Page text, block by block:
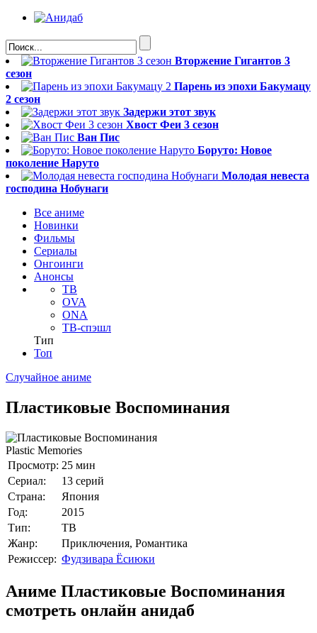
Вторжение Гигантов 3
сезон
Парень из эпохи Бакумацу
2 сезон
Задержи этот звук
Хвост Феи 3 сезон
Ван Пис
Боруто: Новое
поколение Наруто
Молодая невеста
господина Нобунаги
Все аниме
Новинки
Фильмы
Сериалы
Онгоинги
Анонсы
ТВ
OVA
ONA
ТВ-спэшл
Тип
Топ
Случайное аниме
Пластиковые Воспоминания
Plastic Memories
Просмотр: 25 мин
Сериал:
13 серий
Страна:
Япония
Год:
2015
Тип:
ТВ
Жанр:
Приключения, Романтика
Режиссер: Фудзивара Ёсиюки
Аниме Пластиковые Воспоминания
смотреть онлайн анидаб